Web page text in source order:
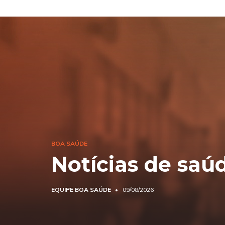
BOA SAÚDE
Notícias de
EQUIPE BOA SAÚDE 09/08/2026